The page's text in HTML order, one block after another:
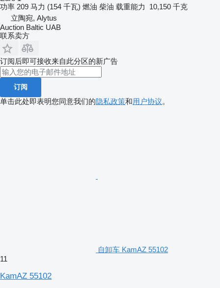
功率 209 马力 (154 千瓦) 燃油 柴油 载重能力
10,150 千克
立陶宛, Alytus
Auction Baltic UAB
联系卖方
订阅后即可接收来自此分区的新广告
订阅
单击此处即表明您同意我们的隐私政策和用户协议。
自卸车 KamAZ 55102
11
KamAZ 55102